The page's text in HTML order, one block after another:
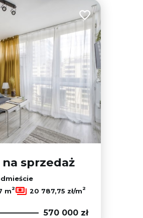
Dodaj do
sprzedaż
m2 20 787,75 zł/m2
570 000 zł